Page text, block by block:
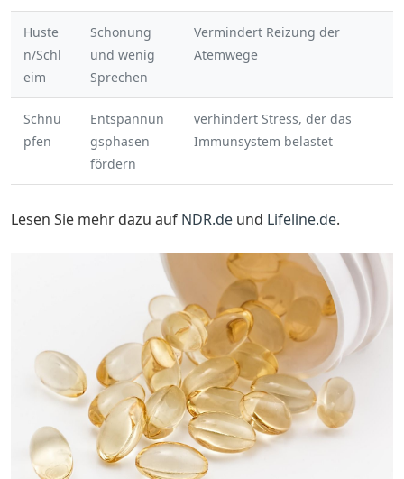
Huste
n/Schl
eim
Schonung
und wenig
Sprechen
Vermindert Reizung der
Atemwege
Schnu
pfen
Entspannun
gsphasen
fördern
verhindert Stress, der das
Immunsystem belastet
Lesen Sie mehr dazu auf NDR.de und Lifeline.de.